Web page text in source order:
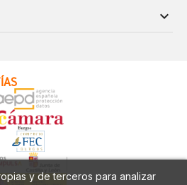
y de terceros para analizar
keyboard_arrow_down